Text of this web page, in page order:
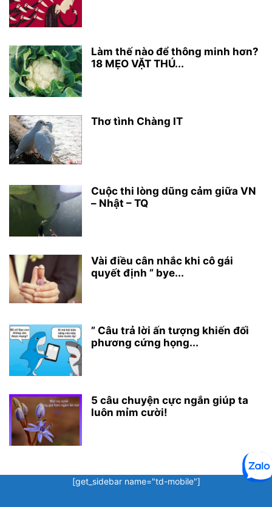
Làm thế nào để thông minh hơn?
18 MẸO VẶT THÚ...
Thơ tình Chàng IT
Cuộc thi lòng dũng cảm giữa VN
– Nhật – TQ
Vài điều cân nhắc khi cô gái
quyết định ” bye...
” Câu trả lời ấn tượng khiến đối
phương cứng họng...
5 câu chuyện cực ngắn giúp ta
luôn mỉm cười!
[get_sidebar name="td-mobile"]